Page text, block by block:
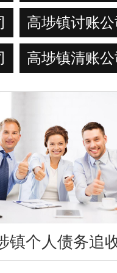
高埗镇讨账公
高埗镇清账公
镇个人债务追